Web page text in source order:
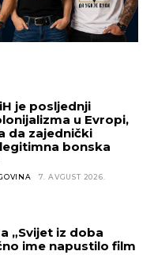
je posljednji
u Evropi,
da zajednički
bonska
7. AVGUST 2026.
„Svijet iz doba
ime napustilo film